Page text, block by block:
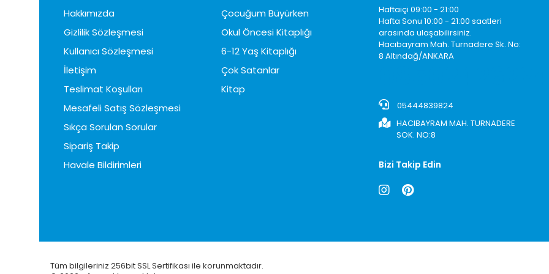
Hakkımızda
Gizlilik Sözleşmesi
Kullanıcı Sözleşmesi
İletişim
Teslimat Koşulları
Mesafeli Satış Sözleşmesi
Sıkça Sorulan Sorular
Sipariş Takip
Havale Bildirimleri
Çocuğum Büyürken
Okul Öncesi Kitaplığı
6-12 Yaş Kitaplığı
Çok Satanlar
Kitap
Haftaiçi 09:00 - 21:00
Hafta Sonu 10:00 - 21:00 saatleri
arasında ulaşabilirsiniz.
Hacıbayram Mah. Turnadere Sk. No:
8 Altındağ/ANKARA
05444839824
HACIBAYRAM MAH. TURNADERE
SOK. NO:8
Bizi Takip Edin
Tüm bilgileriniz 256bit SSL Sertifikası ile korunmaktadır.